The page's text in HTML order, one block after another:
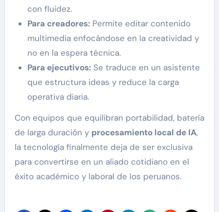
con fluidez.
Para creadores:Permite editar contenido
multimedia enfocándose en la creatividad y
no en la espera técnica.
Para ejecutivos:Se traduce en un asistente
que estructura ideas y reduce la carga
operativa diaria.
Con equipos que equilibran portabilidad, batería
de larga duración y procesamiento local de IA,
la tecnología finalmente deja de ser exclusiva
para convertirse en un aliado cotidiano en el
éxito académico y laboral de los peruanos.